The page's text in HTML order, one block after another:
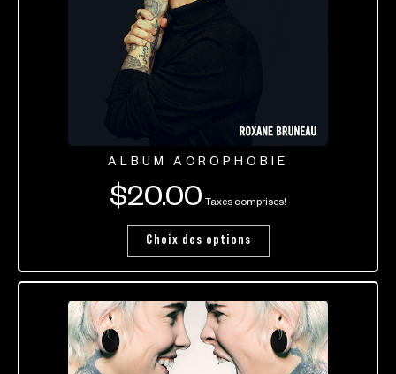
ALBUM ACROPHOBIE
$20.00 Taxes comprises!
Choix des options